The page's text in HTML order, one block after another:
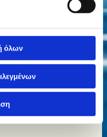
όλων
οικοδομών
ΔΕΗ
ή Υπεύθυνη Δήλωση